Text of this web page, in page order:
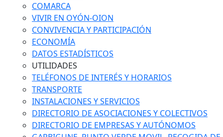
COMARCA
VIVIR EN OYÓN-OION
CONVIVENCIA Y PARTICIPACIÓN
ECONOMÍA
DATOS ESTADÍSTICOS
UTILIDADES
TELÉFONOS DE INTERÉS Y HORARIOS
TRANSPORTE
INSTALACIONES Y SERVICIOS
DIRECTORIO DE ASOCIACIONES Y COLECTIVOS
DIRECTORIO DE EMPRESAS Y AUTÓNOMOS